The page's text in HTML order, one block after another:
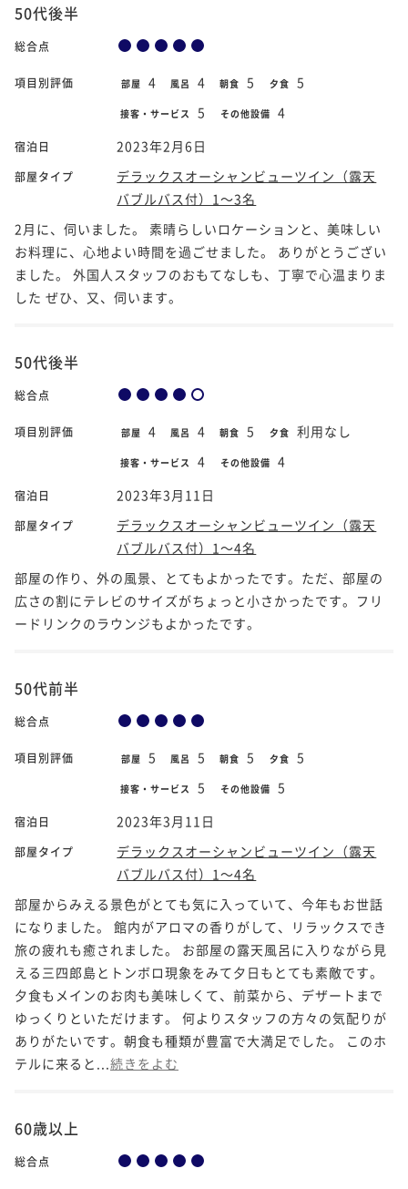
50代後半
総合点
項目別評価 部屋 4 風呂 4 朝食 5 夕食 5
接客・サービス 5 その他設備 4
宿泊日 2023年2月6日
部屋タイプ
デラックスオーシャンビューツイン（露天
バブルバス付）1～3名
2月に、伺いました。 素晴らしいロケーションと、美味しい
お料理に、心地よい時間を過ごせました。 ありがとうござい
ました。 外国人スタッフのおもてなしも、丁寧で心温まりま
した ぜひ、又、伺います。
50代後半
総合点
項目別評価 部屋 4 風呂 4 朝食 5 夕食 利用なし
接客・サービス 4 その他設備 4
宿泊日 2023年3月11日
部屋タイプ
デラックスオーシャンビューツイン（露天
バブルバス付）1～4名
部屋の作り、外の風景、とてもよかったです。ただ、部屋の
広さの割にテレビのサイズがちょっと小さかったです。フリ
ードリンクのラウンジもよかったです。
50代前半
総合点
項目別評価 部屋 5 風呂 5 朝食 5 夕食 5
接客・サービス 5 その他設備 5
宿泊日 2023年3月11日
部屋タイプ
デラックスオーシャンビューツイン（露天
バブルバス付）1～4名
部屋からみえる景色がとても気に入っていて、今年もお世話
になりました。 館内がアロマの香りがして、リラックスでき
旅の疲れも癒されました。 お部屋の露天風呂に入りながら見
える三四郎島とトンボロ現象をみて夕日もとても素敵です。
夕食もメインのお肉も美味しくて、前菜から、デザートまで
ゆっくりといただけます。 何よりスタッフの方々の気配りが
ありがたいです。朝食も種類が豊富で大満足でした。 このホ
テルに来ると... 続きをよむ
60歳以上
総合点